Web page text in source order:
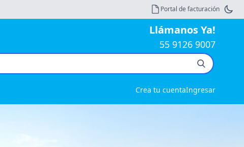
Portal de facturación
Llámanos Ya!
55 9126 9007
Crea tu cuentaIngresar